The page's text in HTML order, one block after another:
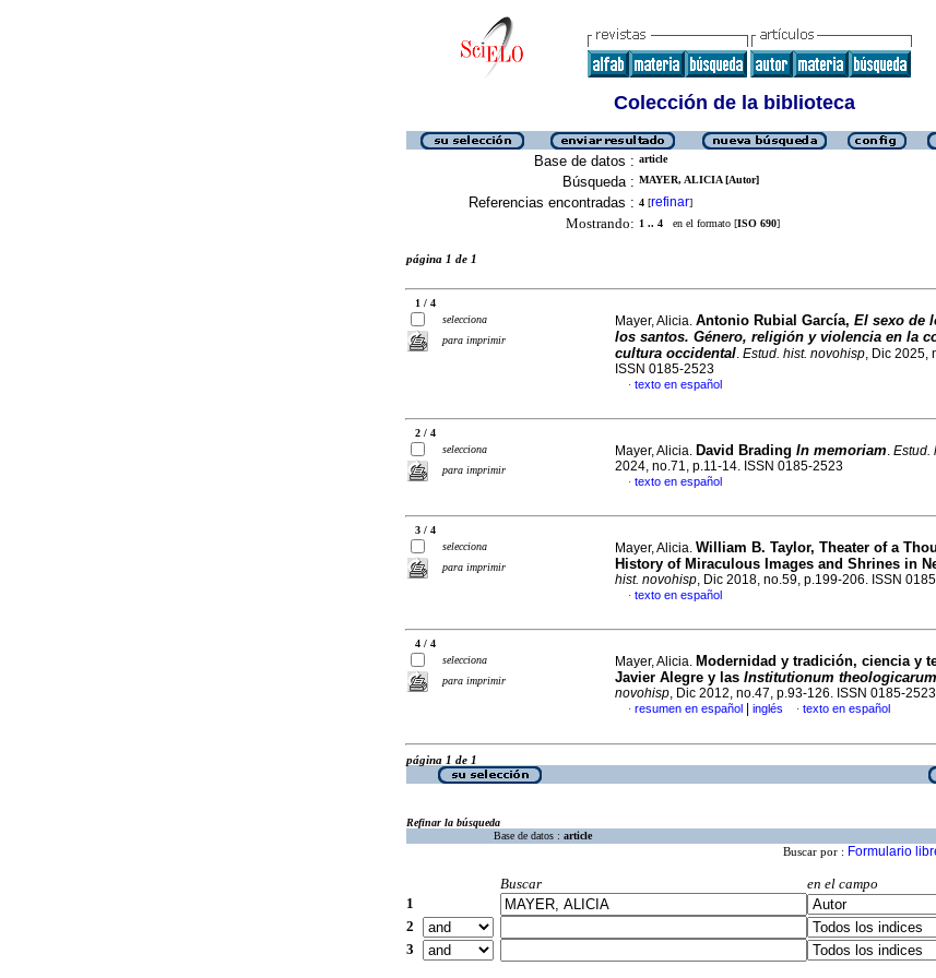
Colección de la biblioteca
Base de datos : article
Búsqueda : MAYER, ALICIA [Autor]
Referencias encontradas : 4 [refinar]
Mostrando: 1 .. 4 en el formato [ISO 690]
página 1 de 1
1 / 4
selecciona
para imprimir
Mayer, Alicia. Antonio Rubial García, El sexo de
los santos. Género, religión y violencia en la
cultura occidental. Estud. hist. novohisp, Dic 2025,
ISSN 0185-2523
· texto en español
2 / 4
selecciona
para imprimir
Mayer, Alicia. David Brading In memoriam. Estud.
2024, no.71, p.11-14. ISSN 0185-2523
· texto en español
3 / 4
selecciona
para imprimir
Mayer, Alicia. William B. Taylor, Theater of a
History of Miraculous Images and Shrines in
hist. novohisp, Dic 2018, no.59, p.199-206. ISSN
· texto en español
4 / 4
selecciona
para imprimir
Mayer, Alicia. Modernidad y tradición, ciencia y
Javier Alegre y las Institutionum theologicarum
novohisp, Dic 2012, no.47, p.93-126. ISSN 0185-2523
· resumen en español inglés · texto en español
página 1 de 1
Refinar la búsqueda
Base de datos : article
Buscar por : Formulario
Buscar
en el campo
1
2
3